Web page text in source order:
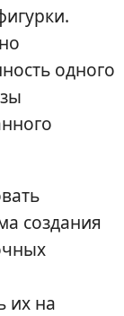
одного
создания
их на